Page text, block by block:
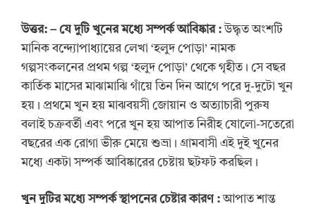
উত্তর: – যে দুটি খুনের মধ্যে সম্পর্ক আবিষ্কার :উদ্ধৃত অংশটি
মানিক বন্দ্যোপাধ্যায়ের লেখা ‘হলুদ পোড়া’ নামক
গল্পসংকলনের প্রথম গল্প ‘হলুদ পোড়া’ থেকে গৃহীত। সে বছর
কার্তিক মাসের মাঝামাঝি গাঁয়ে তিন দিন আগে পরে দু-দুটো খুন
হয়। প্রথমে খুন হয় মাঝবয়সী জোয়ান ও অত্যাচারী পুরুষ
বলাই চক্রবর্তী এবং পরে খুন হয় আপাত নিরীহ ষোলো-সতেরো
বছরের এক রোগা ভীরু মেয়ে শুভ্রা। গ্রামবাসী এই দুই খুনের
মধ্যে একটা সম্পর্ক আবিষ্কারের চেষ্টায় ছটফট করছিল।
খুন দুটির মধ্যে সম্পর্ক স্থাপনের চেষ্টার কারণ:আপাত শান্ত